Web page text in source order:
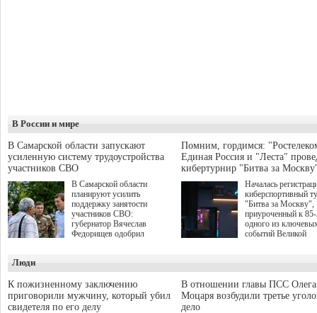
В России и мире
В Самарской области запускают
усиленную систему трудоустройства
участников СВО
В Самарской области
планируют усилить
поддержку занятости
участников СВО:
губернатор Вячеслав
Федорищев одобрил
Живайкина, направленные
на трудоустройство и более
спокойную адаптацию к
мирной жизни.
Помним, гордимся:
Единая Россия и "Леста"
кибертурнир "Битва за
Началась
киберспортивный
"Битва за Москву",
приуроченный к
одного из
событий Великой
игре "Мир танков"
выступили
партия "Единая
игровая студия
Люди
К пожизненному заключению
приговорили мужчину, который убил
свидетеля по его делу
В отношении главы ПСС Олега
Моцаря возбудили третье
дело